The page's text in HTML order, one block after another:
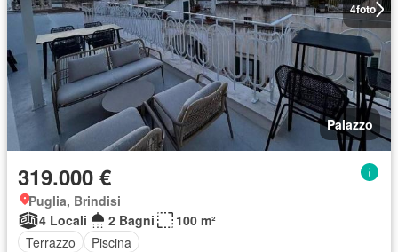
4foto
Palazzo
319.000 €
Puglia, Brindisi
4 Locali
2 Bagni
100 m²
Terrazzo
Piscina